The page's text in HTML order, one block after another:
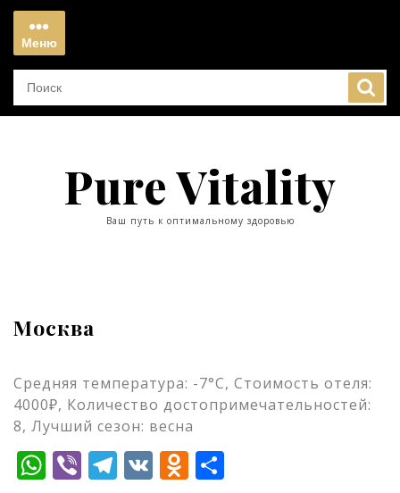
Перейти
содержимому
Меню
Меню
Pure Vitality
Ваш путь к оптимальному здоровью
Москва
Средняя температура: -7°C, Стоимость отеля:
4000₽, Количество достопримечательностей:
8, Лучший сезон: весна
WhatsApp
ViberTelegram
VKOdnoklassniki